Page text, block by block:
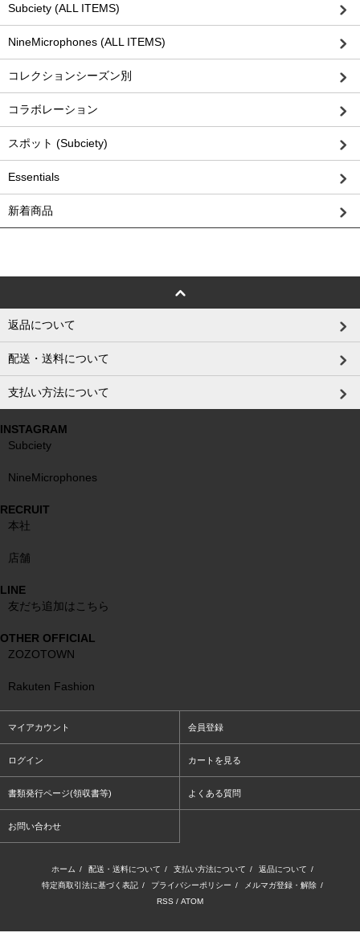
Subciety (ALL ITEMS)
NineMicrophones (ALL ITEMS)
コレクションシーズン別
コラボレーション
スポット (Subciety)
Essentials
新着商品
返品について
配送・送料について
支払い方法について
INSTAGRAM
Subciety
NineMicrophones
RECRUIT
本社
店舗
LINE
友だち追加はこちら
OTHER OFFICIAL
ZOZOTOWN
Rakuten Fashion
マイアカウント 会員登録
ログイン カートを見る
書類発行ページ(領収書等) よくある質問
お問い合わせ
ホーム / 配送・送料について / 支払い方法について / 返品について /
特定商取引法に基づく表記 / プライバシーポリシー / メルマガ登録・解除 /
RSS / ATOM